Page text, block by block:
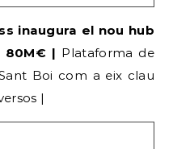
inaugura el nou hub
80M€ | Plataforma de
Boi com a eix clau
|